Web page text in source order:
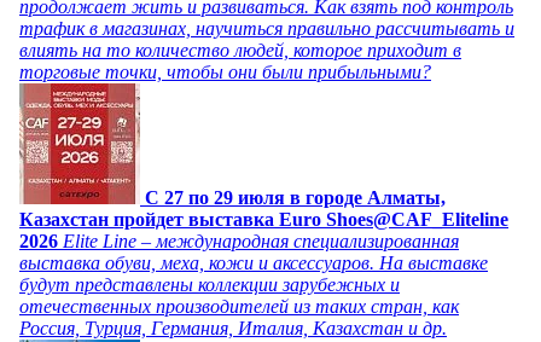
продолжает жить и развиваться. Как взять под контроль
трафик в магазинах, научиться правильно рассчитывать и
влиять на то количество людей, которое приходит в
торговые точки, чтобы они были прибыльными?
C 27 по 29 июля в городе Алматы,
Казахстан пройдет выставка Euro Shoes@CAF_Eliteline
2026 Elite Line – международная специализированная
выставка обуви, меха, кожи и аксессуаров. На выставке
будут представлены коллекции зарубежных и
отечественных производителей из таких стран, как
Россия, Турция, Германия, Италия, Казахстан и др.